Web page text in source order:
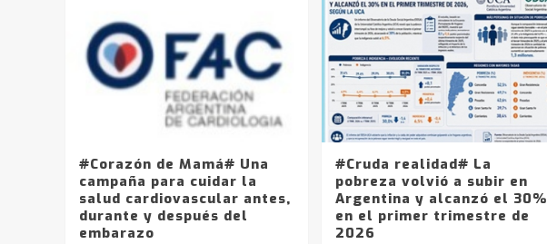
#Corazón de Mamá# Una
campaña para cuidar la
salud cardiovascular antes,
durante y después del
embarazo
#Cruda realidad# La
pobreza volvió a subir en
Argentina y alcanzó el 30%
en el primer trimestre de
2026